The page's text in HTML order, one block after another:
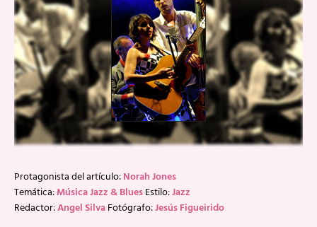
Protagonista del artículo:Norah Jones
Temática:Música Jazz & BluesEstilo:Jazz
Redactor:Angel SilvaFotógrafo:Jesús Figueirido